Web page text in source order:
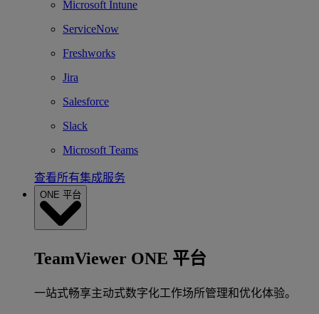
Microsoft Intune
ServiceNow
Freshworks
Jira
Salesforce
Slack
Microsoft Teams
查看所有集成服务
ONE 平台
TeamViewer ONE 平台
一站式畅享主动式数字化工作场所管理和优化体验。